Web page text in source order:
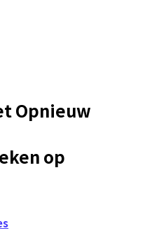
Opnieuw
op